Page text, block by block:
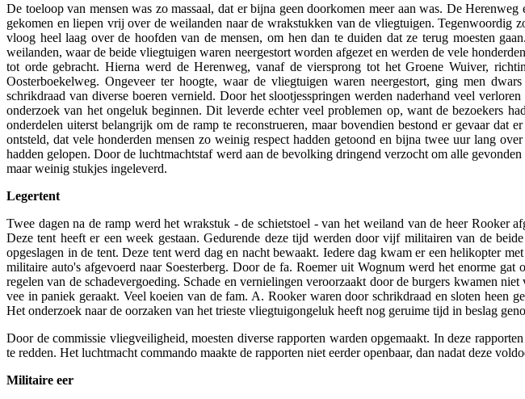
De toeloop van mensen was zo massaal, dat er bijna geen doorkomen meer aan was. De
gekomen en liepen vrij over de weilanden naar de wrakstukken van de vliegtuigen. Tegenwoordig
vloog heel laag over de hoofden van de mensen, om hen dan te duiden dat ze terug moesten
weilanden, waar de beide vliegtuigen waren neergestort worden afgezet en werden de vele
tot orde gebracht. Hierna werd de Herenweg, vanaf de viersprong tot het Groene Wuiver,
Oosterboekelweg. Ongeveer ter hoogte, waar de vliegtuigen waren neergestort, ging men
schrikdraad van diverse boeren vernield. Door het slootjesspringen werden naderhand veel
onderzoek van het ongeluk beginnen. Dit leverde echter veel problemen op, want de bezoekers
onderdelen uiterst belangrijk om de ramp te reconstrueren, maar bovendien bestond er gevaar
ontsteld, dat vele honderden mensen zo weinig respect hadden getoond en bijna twee uur lang
hadden gelopen. Door de luchtmachtstaf werd aan de bevolking dringend verzocht om alle
maar weinig stukjes ingeleverd.
Legertent
Twee dagen na de ramp werd het wrakstuk - de schietstoel - van het weiland van de heer Rooker
Deze tent heeft er een week gestaan. Gedurende deze tijd werden door vijf militairen van de
opgeslagen in de tent. Deze tent werd dag en nacht bewaakt. Iedere dag kwam er een helikopter
militaire auto's afgevoerd naar Soesterberg. Door de fa. Roemer uit Wognum werd het enorme
regelen van de schadevergoeding. Schade en vernielingen veroorzaakt door de burgers kwamen
vee in paniek geraakt. Veel koeien van de fam. A. Rooker waren door schrikdraad en sloten heen
Het onderzoek naar de oorzaken van het trieste vliegtuigongeluk heeft nog geruime tijd in beslag
Door de commissie vliegveiligheid, moesten diverse rapporten warden opgemaakt. In deze
te redden. Het luchtmacht commando maakte de rapporten niet eerder openbaar, dan nadat deze
Militaire eer